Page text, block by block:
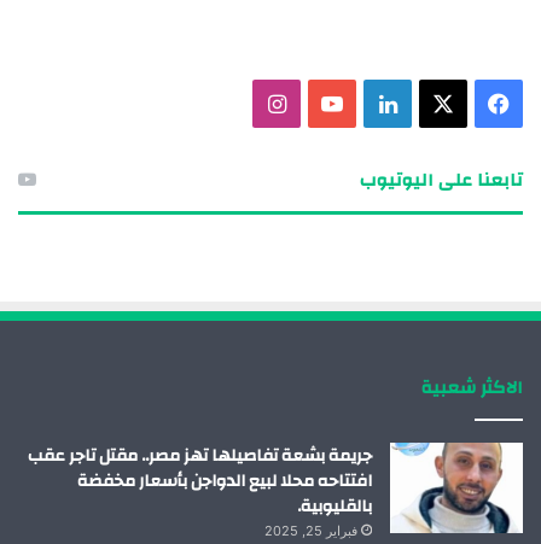
م
تابعنا على اليوتيوب
الاكثر شعبية
جريمة بشعة تفاصيلها تهز مصر.. مقتل تاجر عقب
افتتاحه محلا لبيع الدواجن بأسعار مخفضة
بالقليوبية.
فبراير 25, 2025